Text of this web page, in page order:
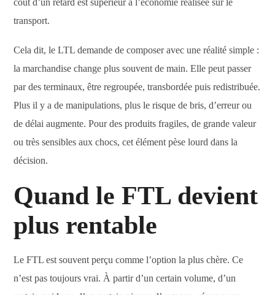
coût d’un retard est supérieur à l’économie réalisée sur le
transport.
Cela dit, le LTL demande de composer avec une réalité simple :
la marchandise change plus souvent de main. Elle peut passer
par des terminaux, être regroupée, transbordée puis redistribuée.
Plus il y a de manipulations, plus le risque de bris, d’erreur ou
de délai augmente. Pour des produits fragiles, de grande valeur
ou très sensibles aux chocs, cet élément pèse lourd dans la
décision.
Quand le FTL devient
plus rentable
Le FTL est souvent perçu comme l’option la plus chère. Ce
n’est pas toujours vrai. À partir d’un certain volume, d’un